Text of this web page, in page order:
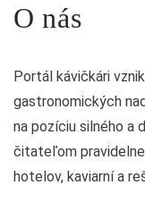
O nás
Portál kávičkári
gastronomických
na pozíciu silného a
čitateľom
hotelov, kaviarní a